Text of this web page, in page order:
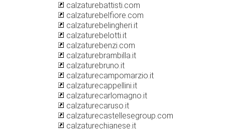
calzaturebattisti.com
calzaturebelfiore.com
calzaturebelingheri.it
calzaturebelotti.it
calzaturebenzi.com
calzaturebrambilla.it
calzaturebruno.it
calzaturecampomarzio.it
calzaturecappellini.it
calzaturecarlomagno.it
calzaturecaruso.it
calzaturecastellesegroup.com
calzaturechianese.it